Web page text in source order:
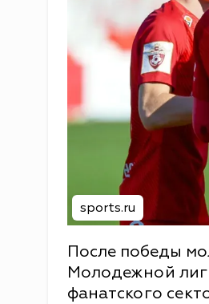
sports.ru
После победы
Молодежной
фанатского